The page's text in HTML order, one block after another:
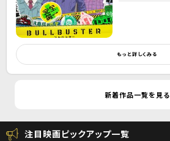
もっと詳しくみる
新着作品一覧を見る
注目映画ピックアップ一覧